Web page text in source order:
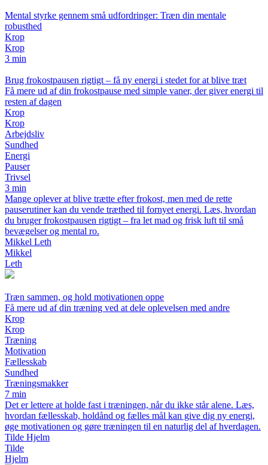
Mental styrke gennem små udfordringer: Træn din mentale
robusthed
Krop
Krop
3 min
Brug frokostpausen rigtigt – få ny energi i stedet for at blive træt
Få mere ud af din frokostpause med simple vaner, der giver energi til
resten af dagen
Krop
Krop
Arbejdsliv
Sundhed
Energi
Pauser
Trivsel
3 min
Mange oplever at blive trætte efter frokost, men med de rette
pauserutiner kan du vende træthed til fornyet energi. Læs, hvordan
du bruger frokostpausen rigtigt – fra let mad og frisk luft til små
bevægelser og mental ro.
Mikkel Leth
Mikkel
Leth
Træn sammen, og hold motivationen oppe
Få mere ud af din træning ved at dele oplevelsen med andre
Krop
Krop
Træning
Motivation
Fællesskab
Sundhed
Træningsmakker
7 min
Det er lettere at holde fast i træningen, når du ikke står alene. Læs,
hvordan fællesskab, holdånd og fælles mål kan give dig ny energi,
øge motivationen og gøre træningen til en naturlig del af hverdagen.
Tilde Hjelm
Tilde
Hjelm